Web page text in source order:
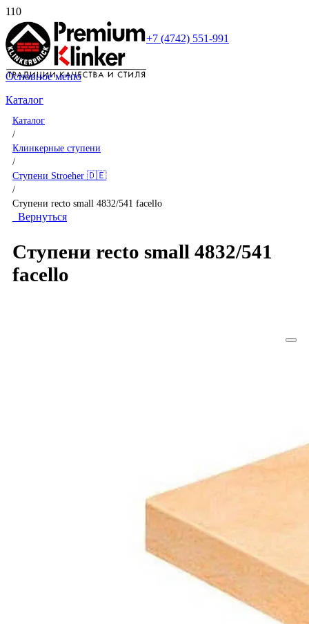
+7 (4742) 551-991
Основное меню
Каталог
Каталог
/
Клинкерные ступени
/
Ступени Stroeher 🇩🇪
/
Ступени recto small 4832/541 facello
Вернуться
Ступени recto small 4832/541
facello